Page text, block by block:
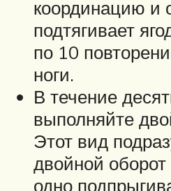
координацию и
подтягивает
по 10
ноги.
В течение
выполняйте
Этот вид
двойной оборот
одно